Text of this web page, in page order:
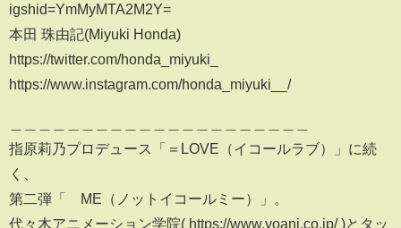
igshid=YmMyMTA2M2Y=
本田 珠由記(Miyuki Honda)
https://twitter.com/honda_miyuki_
https://www.instagram.com/honda_miyuki__/
指原莉乃プロデュース「＝LOVE（イコールラブ）」に続
く、
第二弾「≠ME（ノットイコールミー）」。
代々木アニメーション学院( https://www.yoani.co.jp/ )とタッ